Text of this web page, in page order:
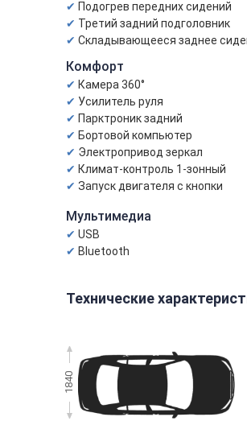
Подогрев передних сидений
Третий задний подголовник
Складывающееся заднее
Комфорт
Камера 360°
Усилитель руля
Парктроник задний
Бортовой компьютер
Электропривод зеркал
Климат-контроль 1-зонный
Запуск двигателя с кнопки
Мультимедиа
USB
Bluetooth
Технические
1840